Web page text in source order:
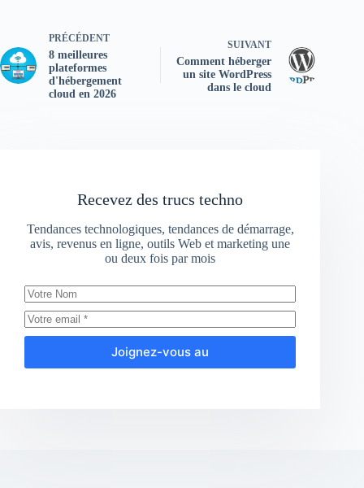
PRÉCÉDENT
8 meilleures
plateformes
d'hébergement
cloud en 2026
SUIVANT
Comment héberger
un site WordPress
dans le cloud
Recevez des trucs techno
Tendances technologiques, tendances de démarrage,
avis, revenus en ligne, outils Web et marketing une
ou deux fois par mois
Joignez-vous au